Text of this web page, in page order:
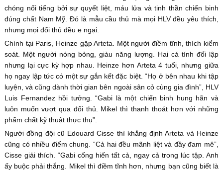
chóng nổi tiếng bởi sự quyết liệt, máu lửa và tinh thần chiến binh
đúng chất Nam Mỹ. Đó là mẫu cầu thủ mà mọi HLV đều yêu thích,
nhưng mọi đối thủ đều e ngại.
Chính tại Paris, Heinze gặp Arteta. Một người điềm tĩnh, thích kiểm
soát. Một người nóng bỏng, giàu năng lượng. Hai cá tính đối lập
nhưng lại cực kỳ hợp nhau. Heinze hơn Arteta 4 tuổi, nhưng giữa
họ ngay lập tức có một sự gắn kết đặc biệt. “Họ ở bên nhau khi tập
luyện, và cũng dành thời gian bên ngoài sân cỏ cùng gia đình”, HLV
Luis Fernandez hồi tưởng. “Gabi là một chiến binh hung hãn và
luôn muốn vượt qua đối thủ. Mikel thì thanh thoát hơn với những
phẩm chất kỹ thuật thực thụ”.
Người đồng đội cũ Edouard Cisse thì khẳng định Arteta và Heinze
cũng có nhiều điểm chung. “Cả hai đều mãnh liệt và đầy đam mê”,
Cisse giải thích. “Gabi cống hiến tất cả, ngay cả trong lúc tập. Anh
ấy buộc phải thắng. Mikel thì điềm tĩnh hơn, nhưng bạn cũng biết là